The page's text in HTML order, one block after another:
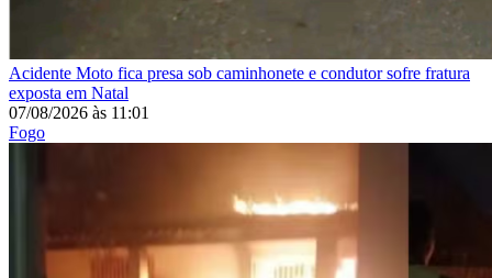
Acidente Moto fica presa sob caminhonete e condutor sofre fratura
exposta em Natal
07/08/2026 às 11:01
Fogo